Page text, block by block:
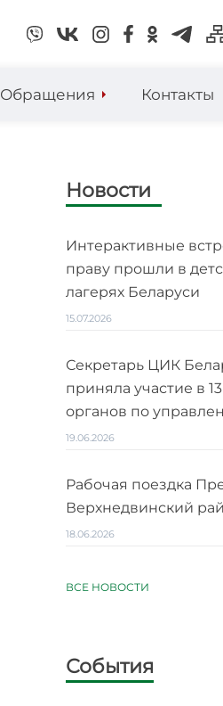
Обращения Контакты
Новости
Интерактивные
праву прошли в
лагерях Беларуси
15.07.2026
Секретарь ЦИК
приняла участие в
органов по
19.06.2026
Рабочая поездка
Верхнедвинский
18.06.2026
ВСЕ НОВОСТИ
События